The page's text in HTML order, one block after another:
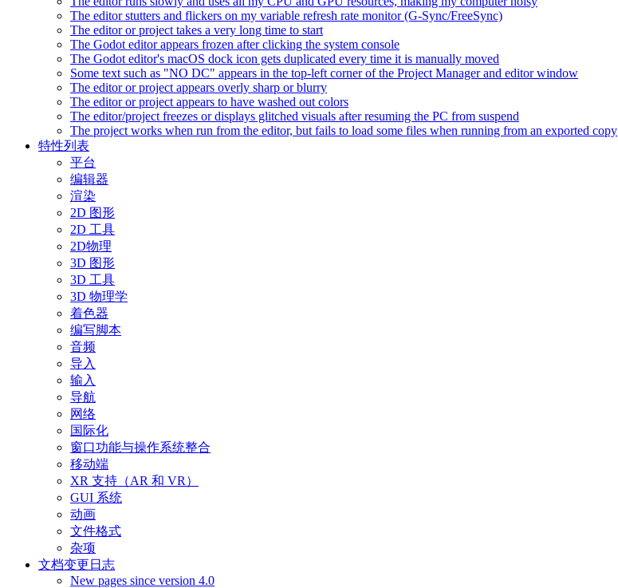
The editor stutters and flickers on my variable refresh rate monitor (G-Sync/FreeSync)
The editor or project takes a very long time to start
The Godot editor appears frozen after clicking the system console
The Godot editor's macOS dock icon gets duplicated every time it is manually moved
Some text such as "NO DC" appears in the top-left corner of the Project Manager and editor window
The editor or project appears overly sharp or blurry
The editor or project appears to have washed out colors
The editor/project freezes or displays glitched visuals after resuming the PC from suspend
The project works when run from the editor, but fails to load some files when running from an exported copy
特性列表
平台
编辑器
渲染
2D 图形
2D 工具
2D物理
3D 图形
3D 工具
3D 物理学
着色器
编写脚本
音频
导入
输入
导航
网络
国际化
窗口功能与操作系统整合
移动端
XR 支持（AR 和 VR）
GUI 系统
动画
文件格式
杂项
文档变更日志
New pages since version 4.0